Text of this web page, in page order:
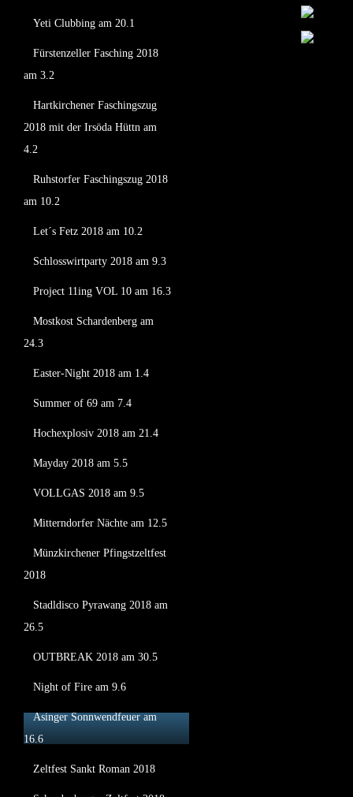
Yeti Clubbing am 20.1
Fürstenzeller Fasching 2018
am 3.2
Hartkirchener Faschingszug
2018 mit der Irsöda Hüttn am
4.2
Ruhstorfer Faschingszug 2018
am 10.2
Let´s Fetz 2018 am 10.2
Schlosswirtparty 2018 am 9.3
Project 11ing VOL 10 am 16.3
Mostkost Schardenberg am
24.3
Easter-Night 2018 am 1.4
Summer of 69 am 7.4
Hochexplosiv 2018 am 21.4
Mayday 2018 am 5.5
VOLLGAS 2018 am 9.5
Mitterndorfer Nächte am 12.5
Münzkirchener Pfingstzeltfest
2018
Stadldisco Pyrawang 2018 am
26.5
OUTBREAK 2018 am 30.5
Night of Fire am 9.6
Asinger Sonnwendfeuer am
16.6
Zeltfest Sankt Roman 2018